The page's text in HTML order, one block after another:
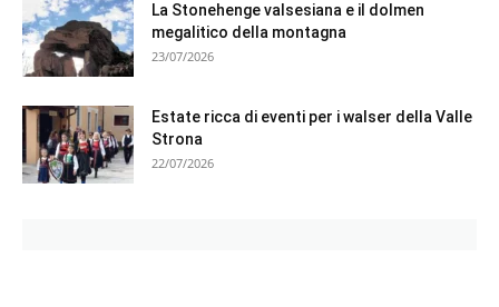
La Stonehenge valsesiana e il dolmen
megalitico della montagna
23/07/2026
Estate ricca di eventi per i walser della Valle
Strona
22/07/2026